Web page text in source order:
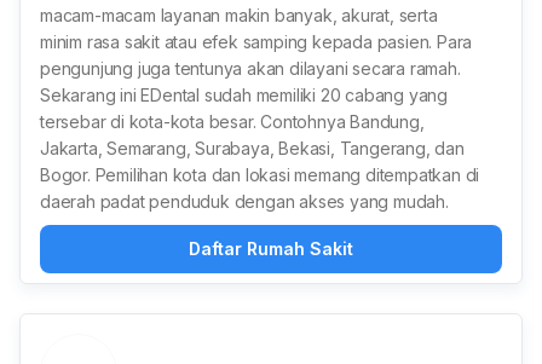
macam-macam layanan makin banyak, akurat, serta
minim rasa sakit atau efek samping kepada pasien. Para
pengunjung juga tentunya akan dilayani secara ramah.
Sekarang ini EDental sudah memiliki 20 cabang yang
tersebar di kota-kota besar. Contohnya Bandung,
Jakarta, Semarang, Surabaya, Bekasi, Tangerang, dan
Bogor. Pemilihan kota dan lokasi memang ditempatkan di
daerah padat penduduk dengan akses yang mudah.
Daftar Rumah Sakit